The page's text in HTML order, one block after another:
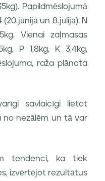
Papildmēslojumā
un 8.jūlijā). N
Vienai zaļmasas
P 1,8kg, K 3,4kg,
raža plānota
savlaicīgi lietot
no nezālēm un tā var
tendenci, ka tiek
izvērtējot rezultātus